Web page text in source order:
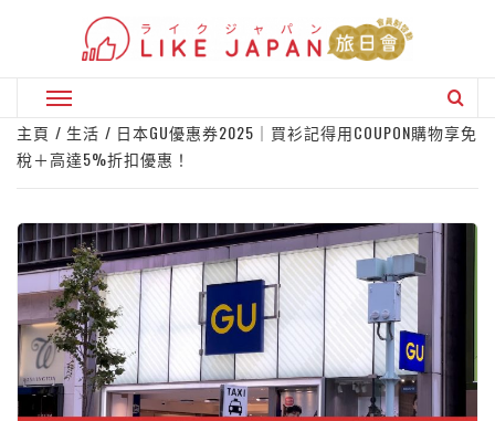
Primary
Menu
主頁 生活
日本GU優惠券2025｜買衫記得用COUPON購物享免
稅＋高達5%折扣優惠！